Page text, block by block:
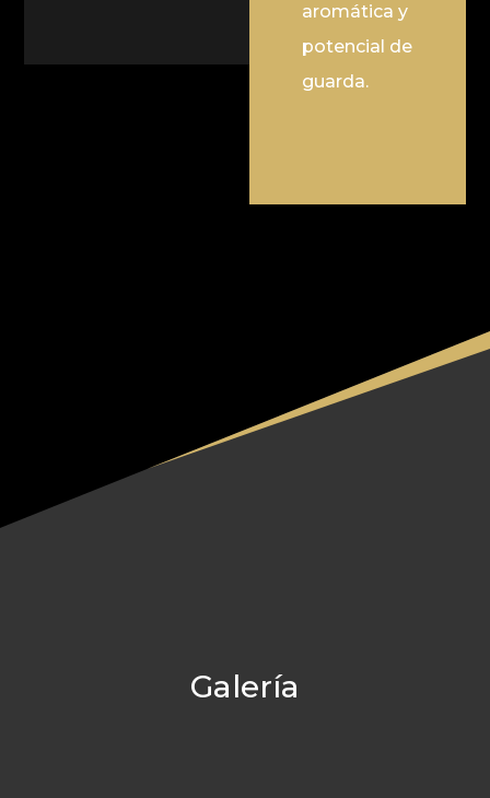
aromática y
potencial de
guarda.
Galería